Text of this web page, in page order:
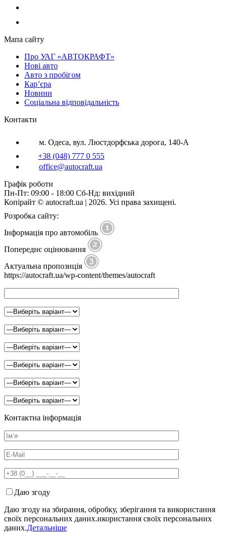
Мапа сайту
Про УАГ «АВТОКРАФТ»
Нові авто
Авто з пробігом
Кар’єра
Новини
Соціальна відповідальність
Контакти
м. Одеса, вул. Люстдорфська дорога, 140-А
+38 (048) 777 0 555
office@autocraft.ua
Графік роботи
Пн-Пт: 09:00 - 18:00 Сб-Нд: вихідний
Копірайт © autocraft.ua | 2026. Усі права захищені.
Розробка сайту:
Інформація про автомобіль
Попереднє оцінювання
Актуальна пропозиція
https://autocraft.ua/wp-content/themes/autocraft
Контактна інформація
Даю згоду
Даю згоду на збирання, обробку, зберігання та використання
своїх персональних даних.икористання своїх персональних
даних.Детальніше